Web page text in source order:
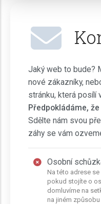
Jaký web to bude?
nové zákazníky,
stránku, která posílí
Předpokládáme,
Sdělte nám svou
záhy se vám
Osobní
Na této adrese
pokud stojíte o
domluvíme na
na jiném